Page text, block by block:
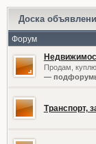
Доска
Форум
Продам,
—
Транспорт,